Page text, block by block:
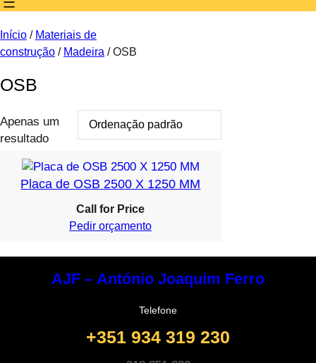
c
Início / Materiais de
construção / Madeira / OSB
OSB
Apenas um
resultado
Placa de OSB 2500 X 1250 MM
Call for Price
Pedir orçamento
AJF – António Joaquim Ferro
Telefone
+351 934 319 230